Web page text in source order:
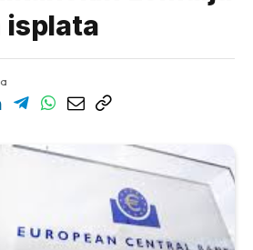
isplata